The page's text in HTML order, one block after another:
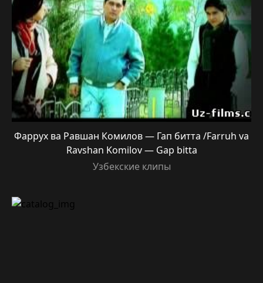
Фаррух ва Равшан Комилов — Гап битта /Farruh va
Ravshan Komilov — Gap bitta
Узбекские клипы